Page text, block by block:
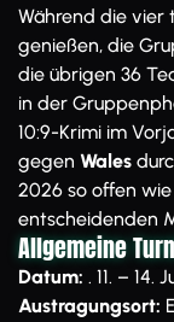
Während die vier
genießen, die
die übrigen 36
in der
10:9-Krimi im
gegen Wales
2026 so offen
entscheidenden
Allgemeine
Datum: . 11. – 14.
Austragungsort: